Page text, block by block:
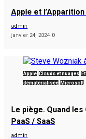
Apple et
admin
janvier 24, 2024 0
Apple Clouds et nuages
dématérialisée Microsoft
Le piège. Quand
PaaS / SaaS
admin